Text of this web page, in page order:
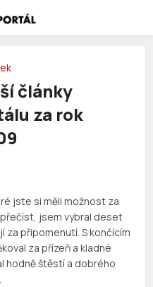
články
za rok
jste si měli možnost za
jsem vybral deset
připomenutí. S končícím
za přízeň a kladné
hodně štěstí a dobrého